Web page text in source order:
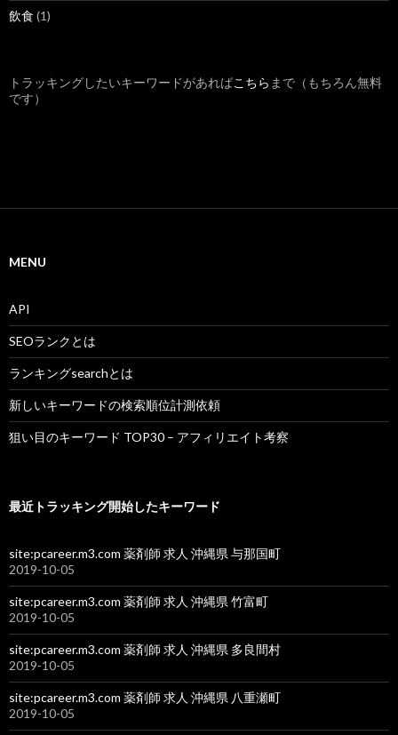
飲食 (1)
トラッキングしたいキーワードがあればこちら まで（もちろん無料
です）
MENU
API
SEOランクとは
ランキングsearchとは
新しいキーワードの検索順位計測依頼
狙い目のキーワード TOP30 – アフィリエイト考察
最近トラッキング開始したキーワード
site:pcareer.m3.com 薬剤師 求人 沖縄県 与那国町
2019-10-05
site:pcareer.m3.com 薬剤師 求人 沖縄県 竹富町
2019-10-05
site:pcareer.m3.com 薬剤師 求人 沖縄県 多良間村
2019-10-05
site:pcareer.m3.com 薬剤師 求人 沖縄県 八重瀬町
2019-10-05